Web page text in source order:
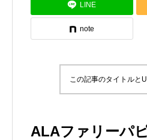
LINE
note
この記事のタイトルと
ALAファリーパ